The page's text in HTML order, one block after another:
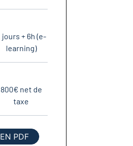
jours + 6h (e-
learning)
800€ net de
taxe
PDF